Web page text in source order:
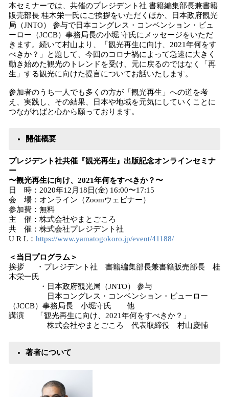
本セミナーでは、共催のプレジデント社 書籍編集部長兼書籍
販売部長 桂木栄一氏にご挨拶をいただくほか、日本政府観光
局（JNTO） 参与で日本コングレス・コンベンション・ビュ
ーロー（JCCB）事務局長の小堀 守氏にメッセージをいただ
きます。続いて村山より、「観光再生に向け、2021年何をす
べきか？」と題して、今回のコロナ禍によって急速に大きく
動き始めた観光のトレンドを受け、元に戻るのではなく「再
生」する観光に向けた提言についてお話いたします。
参加者のうち一人でも多くの方が「観光再生」への道を考
え、実践し、その結果、日本や地域を元気にしていくことに
つながればと心から願っております。
開催概要
プレジデント社共催『観光再生』出版記念オンラインセミナ
ー
〜観光再生に向け、2021年何をすべきか？〜
日 時：2020年12月18日(金) 16:00〜17:15
会 場：オンライン（Zoomウェビナー）
参加費：無料
主 催：株式会社やまとごころ
共 催：株式会社プレジデント社
U R L： https://www.yamatogokoro.jp/event/41188/
＜当日プログラム＞
挨拶 ・プレジデント社 書籍編集部長兼書籍販売部長 桂
木栄一氏
・日本政府観光局（JNTO） 参与
日本コングレス・コンベンション・ビューロー
（JCCB）事務局長 小堀守氏 他
講演 「観光再生に向け、2021年何をすべきか？」
株式会社やまとごころ 代表取締役 村山慶輔
著者について